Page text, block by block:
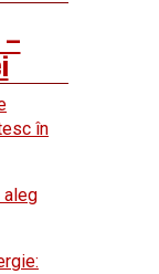
–
în
aleg